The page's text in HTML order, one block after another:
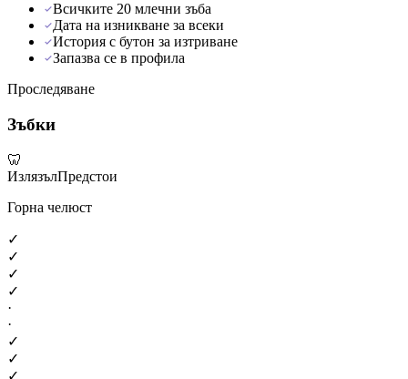
Всичките 20 млечни зъба
Дата на изникване за всеки
История с бутон за изтриване
Запазва се в профила
Проследяване
Зъбки
🦷
ИзлязълПредстои
Горна челюст
✓
✓
✓
✓
·
·
✓
✓
✓